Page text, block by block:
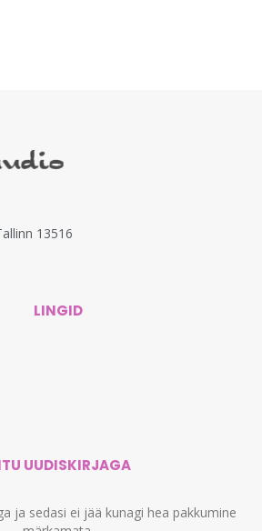
13516
LINGID
UUDISKIRJAGA
ja sedasi ei jää kunagi hea pakkumine